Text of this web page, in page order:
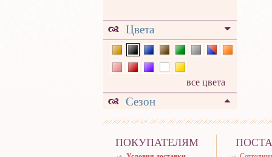
Цвета
все цвета
Сезон
ПОКУПАТЕЛЯМ